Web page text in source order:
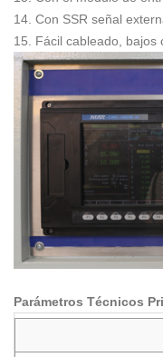
14. Con SSR señal
15. Fácil cableado, bajos
Parámetros Técnicos